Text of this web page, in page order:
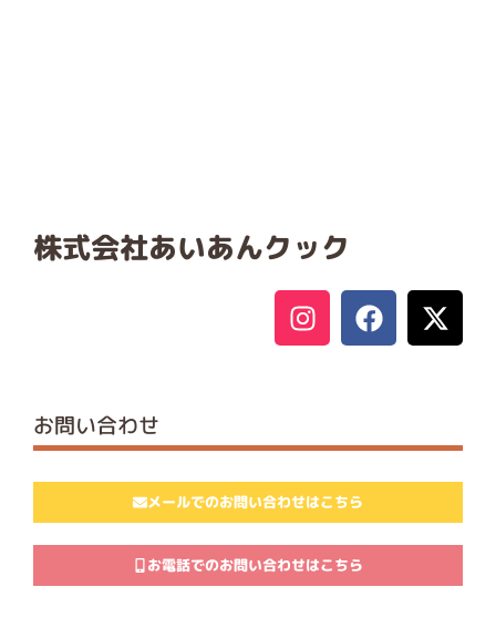
株式会社あいあんクック
お問い合わせ
メールでのお問い合わせはこちら
お電話でのお問い合わせはこちら